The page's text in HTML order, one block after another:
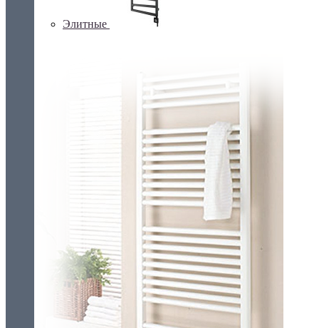
Элитные